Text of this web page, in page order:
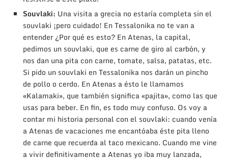
Souvlaki: Una visita a grecia no estaría completa sin el
souvlaki ¡pero cuidado! En Tessalonika no te van a
entender ¿Por qué es esto? En Atenas, la capital,
pedimos un souvlaki, que es carne de giro al carbón, y
nos dan una pita con carne, tomate, salsa, patatas, etc.
Si pido un souvlaki en Tessalonika nos darán un pincho
de pollo o cerdo. En Atenas a ésto le llamamos
«Kalamaki», que también significa «pajita», como las que
usas para beber. En fin, es todo muy confuso. Os voy a
contar mi historia personal con el souvlaki: cuando venía
a Atenas de vacaciones me encantóaba éste pita lleno
de carne que recuerda al taco mexicano. Cuando me vine
a vivir definitivamente a Atenas yo iba muy lanzada,